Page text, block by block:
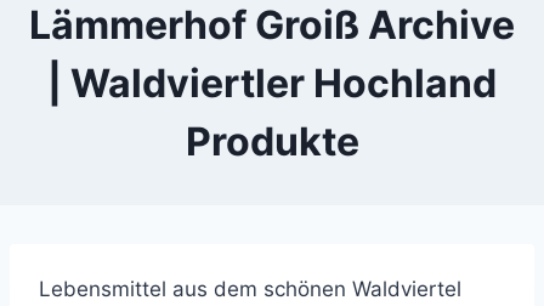
Lämmerhof Groiß Archive
| Waldviertler Hochland
Produkte
Lebensmittel aus dem schönen Waldviertel